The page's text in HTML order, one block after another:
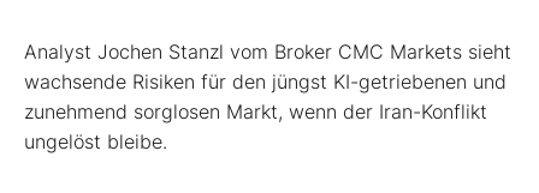
Analyst Jochen Stanzl vom Broker CMC Markets sieht
wachsende Risiken für den jüngst KI-getriebenen und
zunehmend sorglosen Markt, wenn der Iran-Konflikt
ungelöst bleibe.